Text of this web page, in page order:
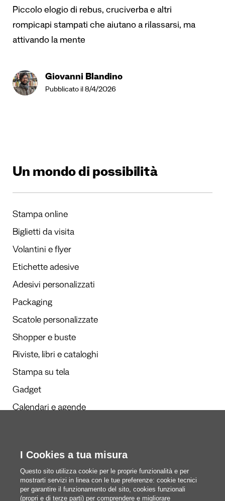
Piccolo elogio di rebus, cruciverba e altri
rompicapi stampati che aiutano a rilassarsi, ma
attivando la mente
Giovanni Blandino
Pubblicato il 8/4/2026
Un mondo di possibilità
Stampa online
Biglietti da visita
Volantini e flyer
Etichette adesive
Adesivi personalizzati
Packaging
Scatole personalizzate
Shopper e buste
Riviste, libri e cataloghi
Stampa su tela
Gadget
Calendari e agende
Redazione
Questi siamo noi
I Cookies a tua misura
Questo sito utilizza cookie per le proprie funzionalità e per
mostrarti servizi in linea con le tue preferenze: cookie tecnici
per garantire il funzionamento del sito, cookies funzionali
(propri e di terze parti) per comprendere e migliorare